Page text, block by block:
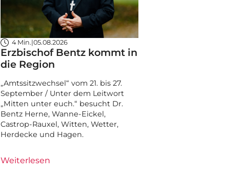
4 Min.|05.08.2026
Erzbischof Bentz kommt in
die Region
„Amtssitzwechsel“ vom 21. bis 27.
September / Unter dem Leitwort
„Mitten unter euch.“ besucht Dr.
Bentz Herne, Wanne-Eickel,
Castrop-Rauxel, Witten, Wetter,
Herdecke und Hagen.
Weiterlesen